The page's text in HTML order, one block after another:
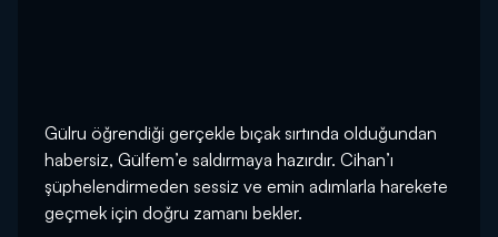
Gülru öğrendiği gerçekle bıçak sırtında olduğundan
habersiz, Gülfem’e saldırmaya hazırdır. Cihan’ı
şüphelendirmeden sessiz ve emin adımlarla harekete
geçmek için doğru zamanı bekler.